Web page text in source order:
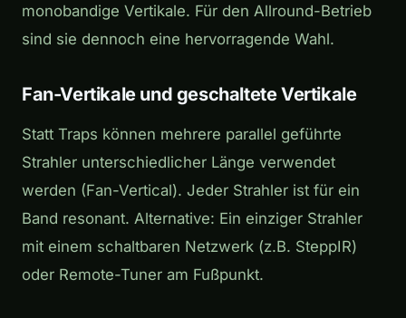
monobandige Vertikale. Für den Allround-Betrieb
sind sie dennoch eine hervorragende Wahl.
Fan-Vertikale und geschaltete Vertikale
Statt Traps können mehrere parallel geführte
Strahler unterschiedlicher Länge verwendet
werden (Fan-Vertical). Jeder Strahler ist für ein
Band resonant. Alternative: Ein einziger Strahler
mit einem schaltbaren Netzwerk (z.B. SteppIR)
oder Remote-Tuner am Fußpunkt.